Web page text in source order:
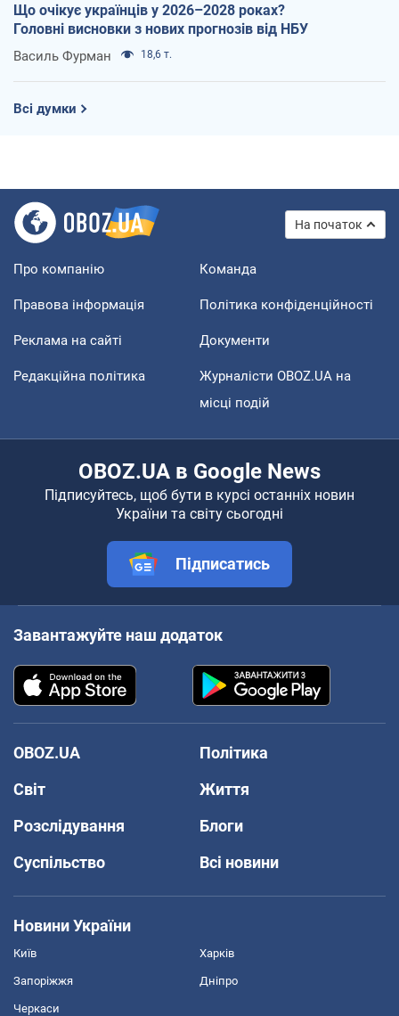
Що очікує українців у 2026–2028 роках?
Головні висновки з нових прогнозів від НБУ
Василь Фурман 18,6 т.
Всі думки
На початок
Про компанію Команда
Правова інформація Політика конфіденційності
Реклама на сайті Документи
Редакційна політика
Журналісти OBOZ.UA на
місці подій
OBOZ.UA в Google News
Підписуйтесь, щоб бути в курсі останніх новин
України та світу сьогодні
Підписатись
Завантажуйте наш додаток
OBOZ.UA
Політика
Світ
Життя
Розслідування
Блоги
Суспільство
Всі новини
Новини України
Київ Харків
Запоріжжя Дніпро
Черкаси